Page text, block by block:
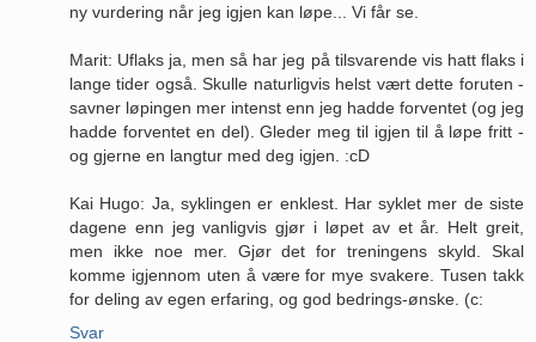
ny vurdering når jeg igjen kan løpe... Vi får se.
Marit: Uflaks ja, men så har jeg på tilsvarende vis hatt flaks i
lange tider også. Skulle naturligvis helst vært dette foruten -
savner løpingen mer intenst enn jeg hadde forventet (og jeg
hadde forventet en del). Gleder meg til igjen til å løpe fritt -
og gjerne en langtur med deg igjen. :cD
Kai Hugo: Ja, syklingen er enklest. Har syklet mer de siste
dagene enn jeg vanligvis gjør i løpet av et år. Helt greit,
men ikke noe mer. Gjør det for treningens skyld. Skal
komme igjennom uten å være for mye svakere. Tusen takk
for deling av egen erfaring, og god bedrings-ønske. (c:
Svar